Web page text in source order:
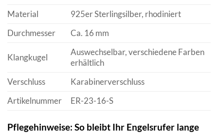
Material
925er Sterlingsilber, rhodiniert
Durchmesser
Ca. 16 mm
Klangkugel
Auswechselbar, verschiedene Farben
erhältlich
Verschluss
Karabinerverschluss
Artikelnummer
ER-23-16-S
Pflegehinweise: So bleibt Ihr Engelsrufer lange